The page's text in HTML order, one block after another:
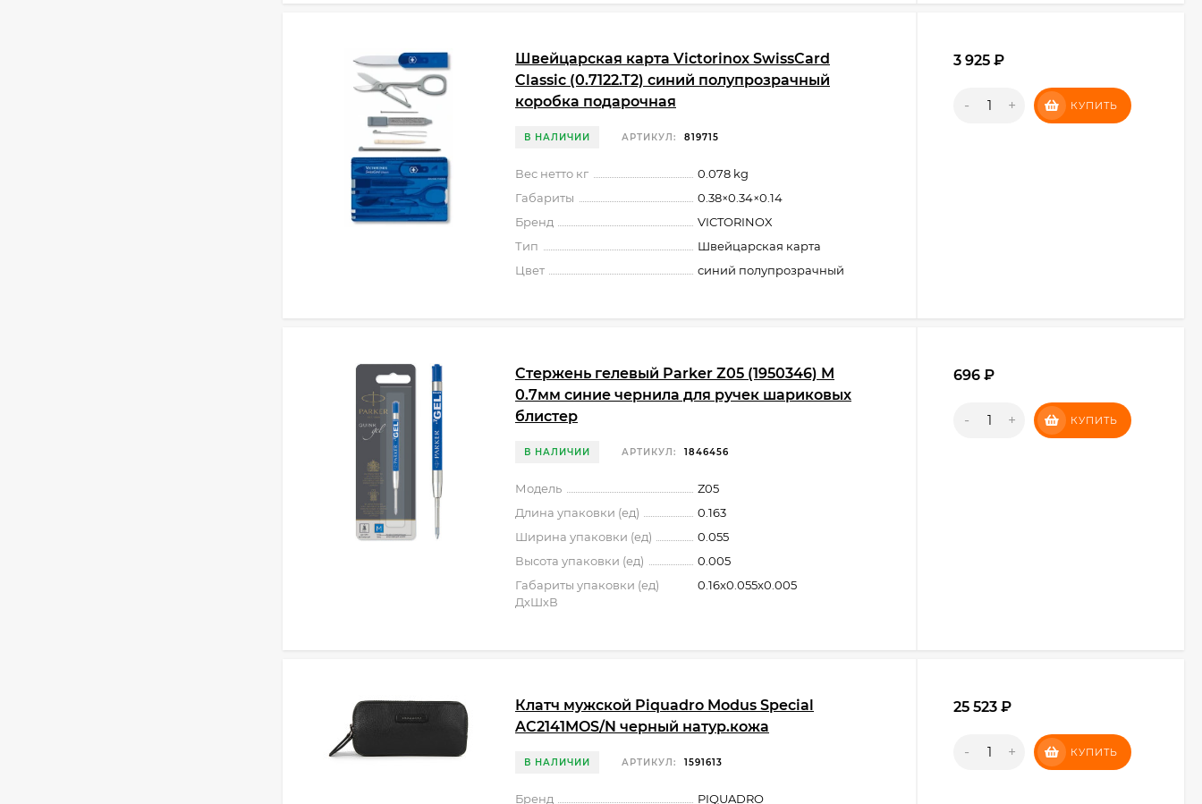
Швейцарская карта Victorinox SwissCard
Classic (0.7122.T2) синий полупрозрачный
коробка подарочная
В НАЛИЧИИ АРТИКУЛ: 819715
Вес нетто кг
0.078 kg
Габариты
0.38×0.34×0.14
Бренд
VICTORINOX
Тип
Швейцарская карта
Цвет
синий полупрозрачный
3 925 ₽
- + КУПИТЬ
Стержень гелевый Parker Z05 (1950346) M
0.7мм синие чернила для ручек шариковых
блистер
В НАЛИЧИИ АРТИКУЛ: 1846456
Модель
Z05
Длина упаковки (ед)
0.163
Ширина упаковки (ед)
0.055
Высота упаковки (ед)
0.005
Габариты упаковки (ед)
ДхШхВ
0.16x0.055x0.005
696 ₽
- + КУПИТЬ
Клатч мужской Piquadro Modus Special
AC2141MOS/N черный натур.кожа
В НАЛИЧИИ АРТИКУЛ: 1591613
Бренд PIQUADRO
25 523 ₽
- + КУПИТЬ